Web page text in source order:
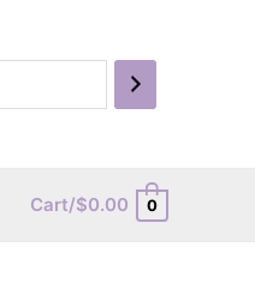
Cart/$0.00 0